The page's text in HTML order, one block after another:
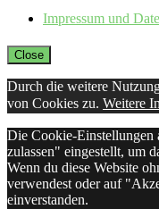
Impressum und
Close
Durch die weitere
von Cookies zu. Weitere
Die Cookie-Einstellungen
zulassen" eingestellt, um
Wenn du diese Website
verwendest oder auf
einverstanden.